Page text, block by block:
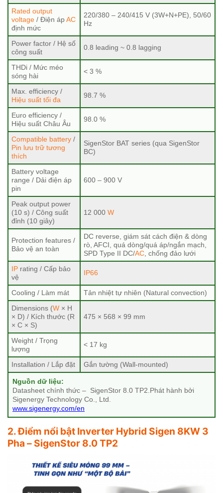
Rated output
voltage / Điện áp AC
định mức
220/380 – 240/415 V (3W+N+PE), 50/60
Hz
Power factor / Hệ số
công suất
0.8 leading ~ 0.8 lagging
THDi / Mức méo
sóng hài
< 3 %
Max. efficiency /
Hiệu suất tối đa
98.7 %
Euro efficiency /
Hiệu suất Châu Âu
98.0 %
Compatible battery /
Pin lưu trữ tương
thích
SigenStor BAT series (qua SigenStor
BC)
Battery voltage
range / Dải điện áp
pin
600 – 900 V
Peak output power
(10 s) / Công suất
đỉnh (10 giây)
12 000 W
Protection features /
Bảo vệ an toàn
DC reverse, giám sát cách điện & dòng
rò, AFCI, quá dòng/quá áp/ngắn mạch,
SPD Type II DC/AC , chống đảo lưới
IP rating / Cấp bảo
vệ
IP66
Cooling / Làm mát Tản nhiệt tự nhiên (Natural convection)
Dimensions (W × H
× D) / Kích thước (R
× C × S)
475 × 568 × 99 mm
Weight / Trọng
lượng
< 17 kg
Installation / Lắp đặt Gắn tường (Wall-mounted)
Nguồn dữ liệu:
Datasheet chính thức – SigenStor 8.0 TP2.Phát hành bởi
Sigenergy Technology Co., Ltd.
www.sigenergy.com/en
2. Điểm nổi bật Inverter Hybrid Sigen 8KW 3
Pha – SigenStor 8.0 TP2